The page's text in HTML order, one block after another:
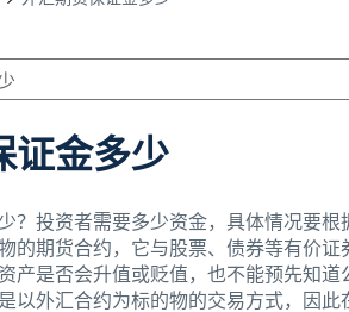
证金多少
？投资者需要多少资金，具体情况要
的期货合约，它与股票、债券等有价
产是否会升值或贬值，也不能预先知道
以外汇合约为标的物的交易方式，因